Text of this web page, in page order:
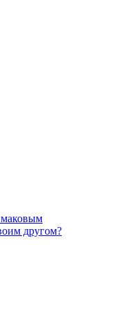
другом?